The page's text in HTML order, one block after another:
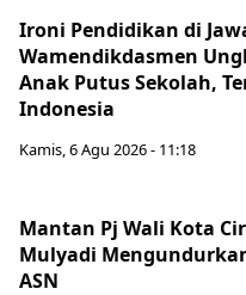
Ironi Pendidikan di
Wamendikdasmen
Anak Putus Sekolah,
Indonesia
Kamis, 6 Agu 2026 - 11:18
Mantan Pj Wali Kota
Mulyadi
ASN